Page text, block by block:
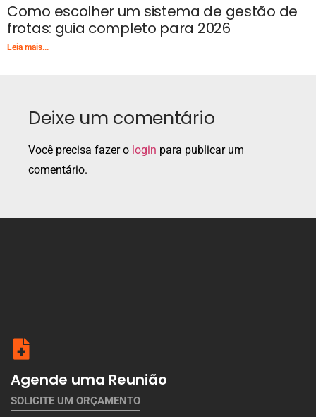
Como escolher um sistema de gestão de
frotas: guia completo para 2026
Leia mais...
Deixe um comentário
Você precisa fazer o login para publicar um
comentário.
Agende uma Reunião
SOLICITE UM ORÇAMENTO